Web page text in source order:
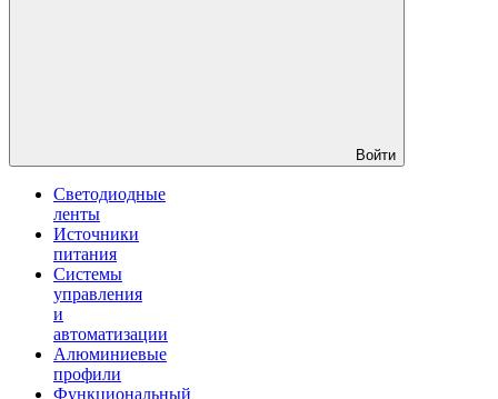
Войти
Светодиодные
ленты
Источники
питания
Системы
управления
и
автоматизации
Алюминиевые
профили
Функциональный